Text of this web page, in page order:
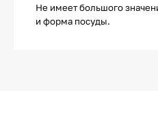
Не имеет большого
и форма посуды.